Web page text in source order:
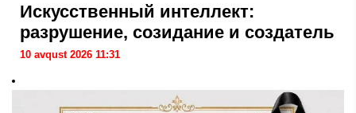
Искусственный интеллект:
разрушение, созидание и создатель
10 avqust 2026 11:31